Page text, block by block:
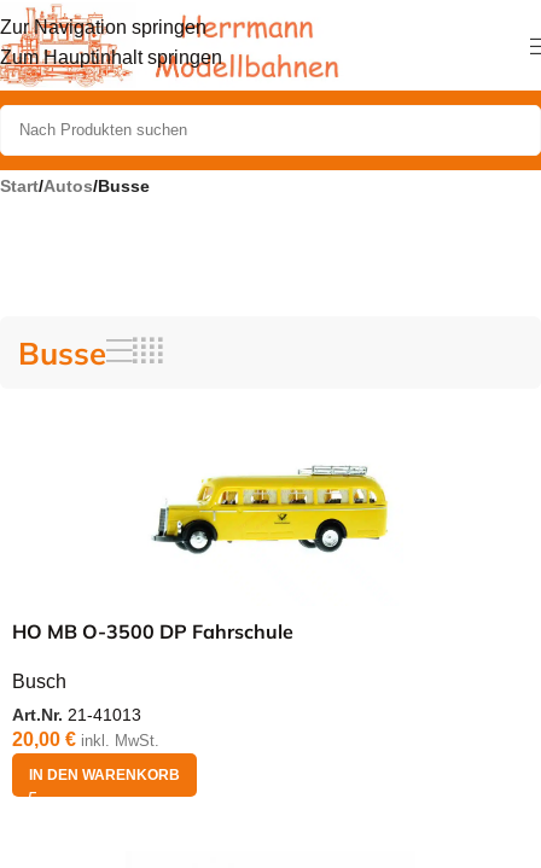
Zur Navigation springen
Zum Hauptinhalt springen
Start/Autos/Busse
Busse
HO MB O-3500 DP Fahrschule
Busch
Art.Nr. 21-41013
20,00 € inkl. MwSt.
IN DEN WARENKORB